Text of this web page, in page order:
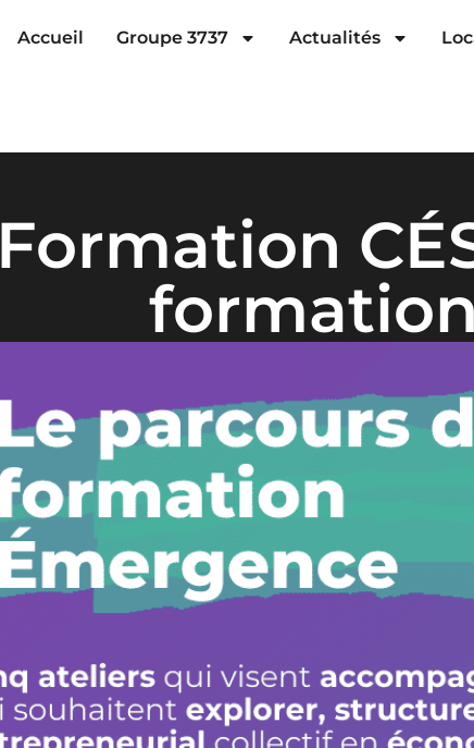
Accueil Groupe 3737 Actualités
Formation